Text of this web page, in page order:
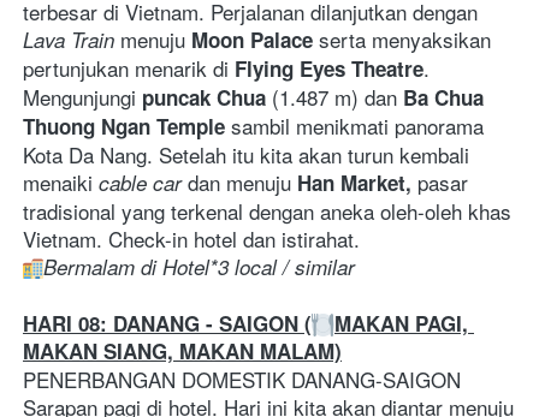
Lava Train menuju Moon Palace serta menyaksikan
pertunjukan menarik di Flying Eyes Theatre.
Mengunjungi puncak Chua (1.487 m) dan Ba Chua
Thuong Ngan Temple sambil menikmati panorama
Kota Da Nang. Setelah itu kita akan turun kembali
menaiki cable car dan menuju Han Market, pasar
tradisional yang terkenal dengan aneka oleh-oleh khas
Vietnam. Check-in hotel dan istirahat.
Bermalam di Hotel*3 local / similar
HARI 08: DANANG - SAIGON (
MAKAN PAGI,
MAKAN SIANG, MAKAN MALAM)
PENERBANGAN DOMESTIK DANANG-SAIGON
Sarapan pagi di hotel. Hari ini kita akan diantar menuju